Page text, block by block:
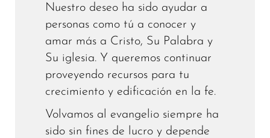
Nuestro deseo ha sido ayudar a
personas como tú a conocer y
amar más a Cristo, Su Palabra y
Su iglesia. Y queremos continuar
proveyendo recursos para tu
crecimiento y edificación en la fe.
Volvamos al evangelio siempre ha
sido sin fines de lucro y depende